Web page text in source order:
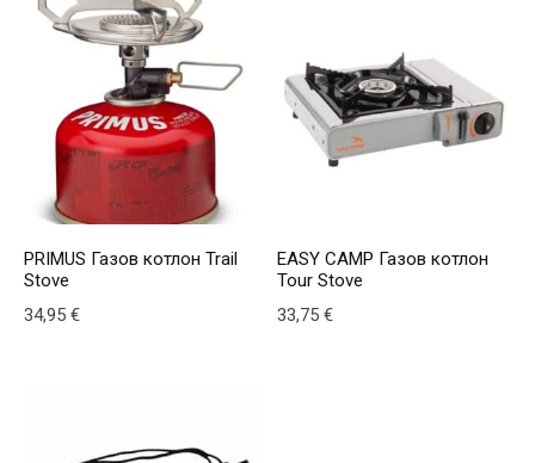
PRIMUS Газов котлон Trail
Stove
34,95 €
EASY CAMP Газов котлон
Tour Stove
33,75€